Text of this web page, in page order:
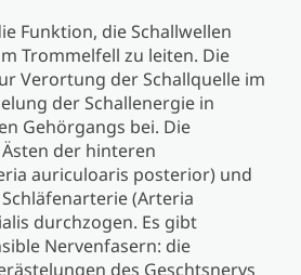
Funktion, die Schallwellen
Trommelfell zu leiten. Die
Verortung der Schallquelle im
der Schallenergie in
Gehörgangs bei. Die
der hinteren
auriculoaris posterior) und
(Arteria
durchzogen. Es gibt
Nervenfasern: die
des Geschtsnervs